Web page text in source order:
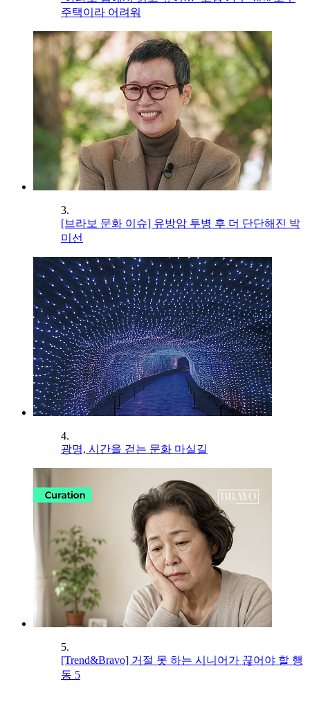
주택이라 어려워
3.
[브라보 문화 이슈] 유방암 투병 후 더 단단해진 박
미선
4.
광명, 시간을 걷는 문화 마실길
5.
[Trend&Bravo] 거절 못 하는 시니어가 끊어야 할 행
동 5